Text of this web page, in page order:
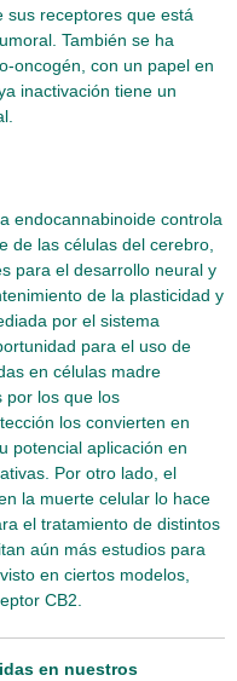
sus receptores que está
También se ha
oncogén, con un papel en
inactivación tiene un
endocannabinoide controla
de las células del cerebro,
para el desarrollo neural y
de la plasticidad y
por el sistema
para el uso de
en células madre
por los que los
los convierten en
potencial aplicación en
Por otro lado, el
la muerte celular lo hace
el tratamiento de distintos
aún más estudios para
en ciertos modelos,
CB2.
en nuestros